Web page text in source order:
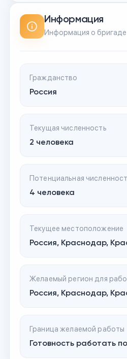
Информация
Информация о бригаде
Гражданство
Россия
Текущая численность
2 человека
Потенциальная
4 человека
Текущее местоположение
Россия, Краснодар,
Желаемый регион для
Россия, Краснодар,
Граница желаемой работы
Готовность работать